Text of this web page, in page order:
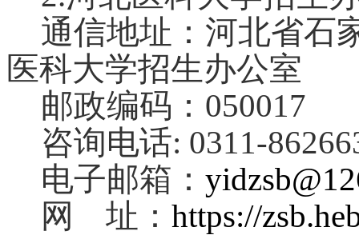
通信地址：河北省石
医科大学招生办公室
邮政编码：050017
咨询电话: 0311-
电子邮箱：
网 址： https://